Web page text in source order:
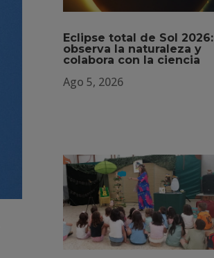
Eclipse total de Sol 2026:
observa la naturaleza y
colabora con la ciencia
Ago 5, 2026